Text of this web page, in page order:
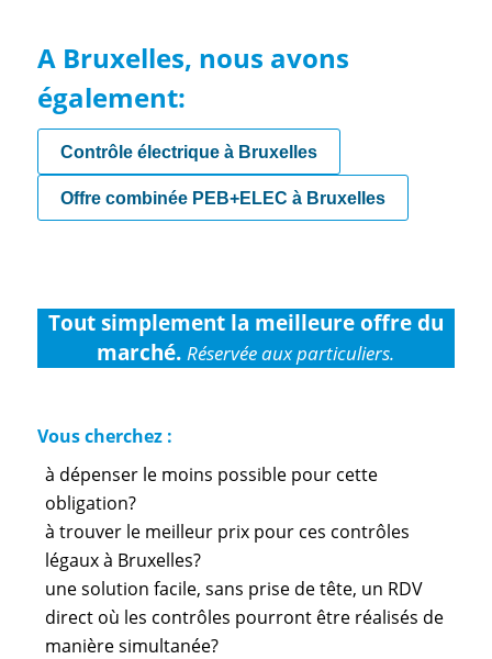
A Bruxelles, nous avons
également:
Contrôle électrique à Bruxelles
Offre combinée PEB+ELEC à Bruxelles
Tout simplement la meilleure offre du
marché.Réservée aux particuliers.
Vous cherchez :
à dépenser le moins possible pour cette
obligation?
à trouver le meilleur prix pour ces contrôles
légaux à Bruxelles?
une solution facile, sans prise de tête, un RDV
direct où les contrôles pourront être réalisés de
manière simultanée?